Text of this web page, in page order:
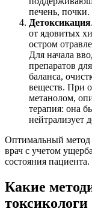
печень, почки.
Детоксикация
от ядовитых
остром
Для начала
препаратов
баланса,
веществ. При
метанолом,
терапия: она
нейтрализует
Оптимальный метод
врач с учетом
состояния пациента.
Какие
токсикологи